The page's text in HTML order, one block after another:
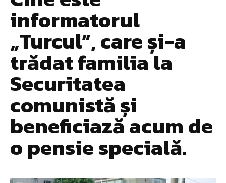
informatorul
„Turcul”, care și-a
trădat familia la
Securitatea
comunistă și
beneficiază acum de
o pensie specială.